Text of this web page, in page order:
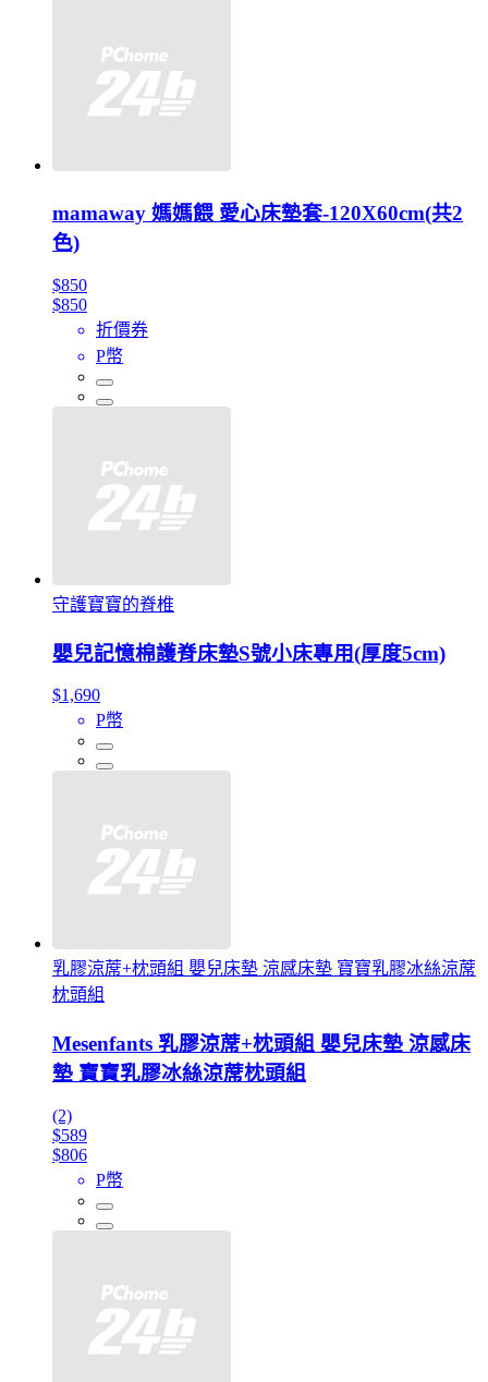
mamaway 媽媽餵 愛心床墊套-120X60cm(共2
色)
$850
$850
折價券
P幣
守護寶寶的脊椎
嬰兒記憶棉護脊床墊S號小床專用(厚度5cm)
$1,690
P幣
乳膠涼蓆+枕頭組 嬰兒床墊 涼感床墊 寶寶乳膠冰絲涼蓆
枕頭組
Mesenfants 乳膠涼蓆+枕頭組 嬰兒床墊 涼感床
墊 寶寶乳膠冰絲涼蓆枕頭組
(2)
$589
$806
P幣